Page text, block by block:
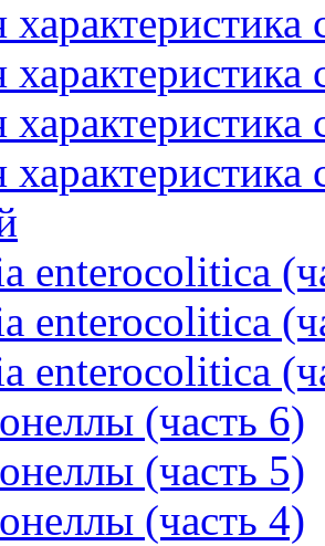
enterocolitica
enterocolitica
enterocolitica
(часть 6)
(часть 5)
(часть 4)